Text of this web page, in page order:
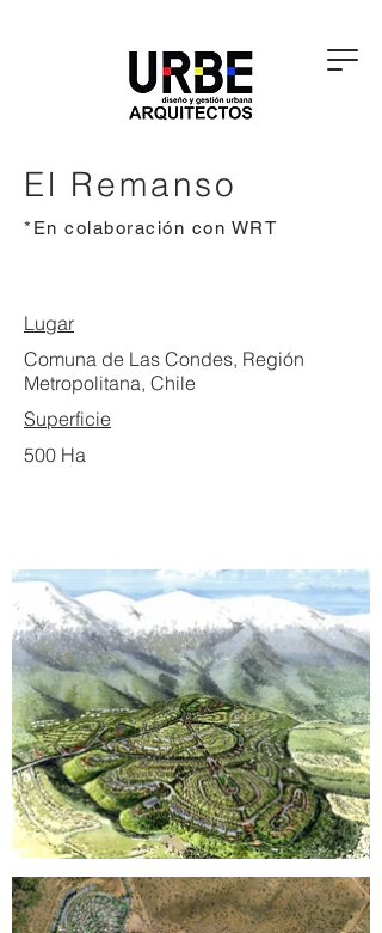
El Remanso
*En colaboración con WRT
Lugar
Comuna de Las Condes, Región
Metropolitana, Chile
Superficie
500 Ha